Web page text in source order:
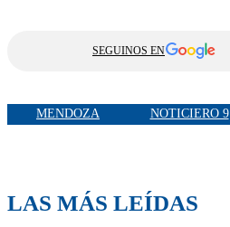
SEGUINOS EN
MENDOZA NOTICIERO 9
LAS MÁS LEÍDAS